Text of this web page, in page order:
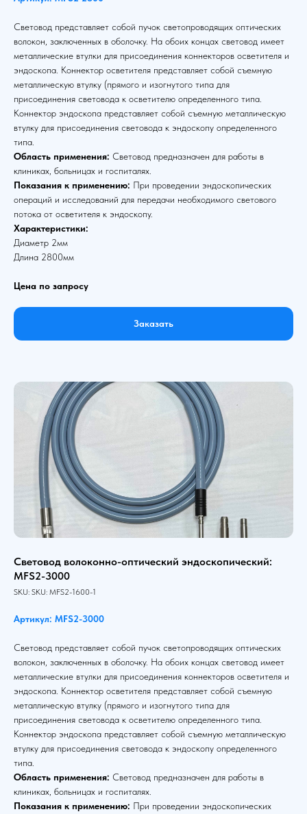
Световод представляет собой пучок светопроводящих оптических
волокон, заключенных в оболочку. На обоих концах световод имеет
металлические втулки для присоединения коннекторов осветителя и
эндоскопа. Коннектор осветителя представляет собой съемную
металлическую втулку (прямого и изогнутого типа для
присоединения световода к осветителю определенного типа.
Коннектор эндоскопа представляет собой съемную металлическую
втулку для присоединения световода к эндоскопу определенного
типа.
Область применения: Световод предназначен для работы в
клиниках, больницах и госпиталях.
Показания к применению: При проведении эндоскопических
операций и исследований для передачи необходимого светового
потока от осветителя к эндоскопу.
Характеристики:
Диаметр 2мм
Длина 2800мм
Цена по запросу
Заказать
Световод волоконно-оптический эндоскопический:
MFS2-3000
SKU: SKU: MFS2-1600-1
Артикул: MFS2-3000
Световод представляет собой пучок светопроводящих оптических
волокон, заключенных в оболочку. На обоих концах световод имеет
металлические втулки для присоединения коннекторов осветителя и
эндоскопа. Коннектор осветителя представляет собой съемную
металлическую втулку (прямого и изогнутого типа для
присоединения световода к осветителю определенного типа.
Коннектор эндоскопа представляет собой съемную металлическую
втулку для присоединения световода к эндоскопу определенного
типа.
Область применения: Световод предназначен для работы в
клиниках, больницах и госпиталях.
Показания к применению: При проведении эндоскопических